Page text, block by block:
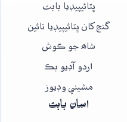
ڀٽائيپيڊيا بابت
گنج کان ڀٽائيپيڊيا تائين
شاھ جو ڪوش
اردو آڊيو بڪ
مشيني وڊيوز
اسان بابت